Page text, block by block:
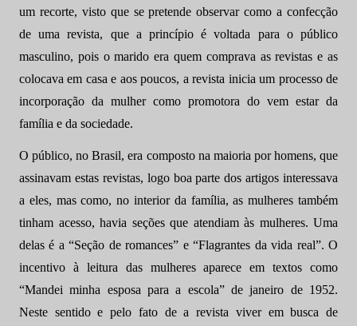
um recorte, visto que se pretende observar como a confecção
de uma revista, que a princípio é voltada para o público
masculino, pois o marido era quem comprava as revistas e as
colocava em casa e aos poucos, a revista inicia um processo de
incorporação da mulher como promotora do vem estar da
família e da sociedade.
O público, no Brasil, era composto na maioria por homens, que
assinavam estas revistas, logo boa parte dos artigos interessava
a eles, mas como, no interior da família, as mulheres também
tinham acesso, havia seções que atendiam às mulheres. Uma
delas é a “Seção de romances” e “Flagrantes da vida real”. O
incentivo à leitura das mulheres aparece em textos como
“Mandei minha esposa para a escola” de janeiro de 1952.
Neste sentido e pelo fato de a revista viver em busca de